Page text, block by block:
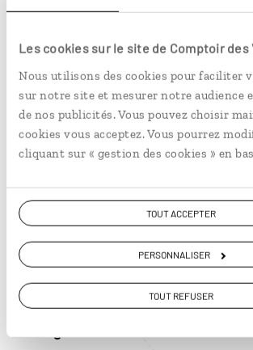
Les cookies sur le site de Comptoir des
Nous utilisons des cookies pour faciliter
sur notre site et mesurer notre audience
de nos publicités. Vous pouvez choisir
cookies vous acceptez. Vous pourrez
cliquant sur « gestion des cookies » en
TOUT ACCEPTER
PERSONNALISER
TOUT REFUSER
bières brassées sur place, l’une
l’autre blonde – c’est vraiment
1 grand moment de solitude
Face au gardien d’un parking
Krumlov, où certaines places
réservées aux clients de l’hôtel
lequel je séjournais. Il parlait
tchèque. Nous n’avons jamais
nous comprendre.